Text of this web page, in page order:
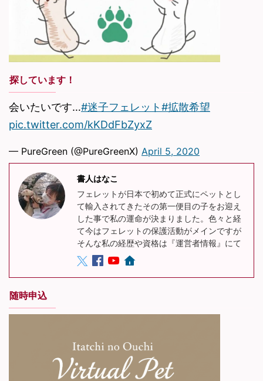
探しています！
会いたいです…#迷子フェレット#拡散希望
pic.twitter.com/kKDdFbZyxZ
— PureGreen (@PureGreenX) April 5, 2020
書人はなこ
フェレットが日本で初めて正式にペットとし
て輸入されてきたその第一便目の子をお迎え
した事で私の運命が決まりました。色々と経
て今はフェレットの保護活動がメインですが
そんな私の経歴や資格は『運営者情報』にて
随時申込